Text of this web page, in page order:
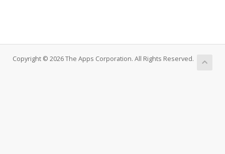
Copyright © 2026 The Apps Corporation. All Rights Reserved.